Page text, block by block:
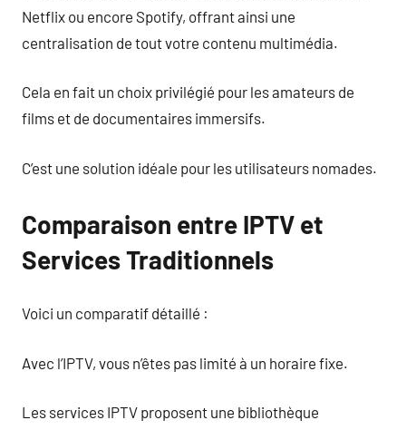
Netflix ou encore Spotify, offrant ainsi une
centralisation de tout votre contenu multimédia.
Cela en fait un choix privilégié pour les amateurs de
films et de documentaires immersifs.
C’est une solution idéale pour les utilisateurs nomades.
Comparaison entre IPTV et
Services Traditionnels
Voici un comparatif détaillé :
Avec l’IPTV, vous n’êtes pas limité à un horaire fixe.
Les services IPTV proposent une bibliothèque